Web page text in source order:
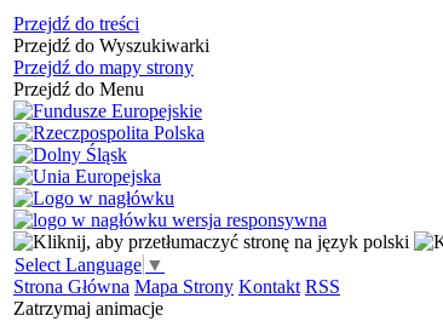
Przejdź do treści
Przejdź do Wyszukiwarki
Przejdź do mapy strony
Przejdź do Menu
Select Language ▼
Strona Główna Mapa Strony Kontakt RSS
Zatrzymaj animacje